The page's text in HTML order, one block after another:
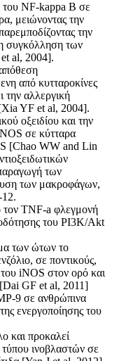
του NF-kappa B σε
μειώνοντας την
την
συγκόλληση των
al, 2004].
από κυτταροκίνες
την αλλεργική
YF et al, 2004].
οξειδίου και την
σε κύτταρα
[Chao WW and Lin
των
των μακροφάγων,
τον TNF-a φλεγμονή
του PI3K/Akt
των ώτων το
σε ποντικούς,
iNOS στον ορό και
GF et al, 2011]
9 σε ανθρώπινα
ενεργοποίησης του
και προκαλεί
ινοβλαστών σε